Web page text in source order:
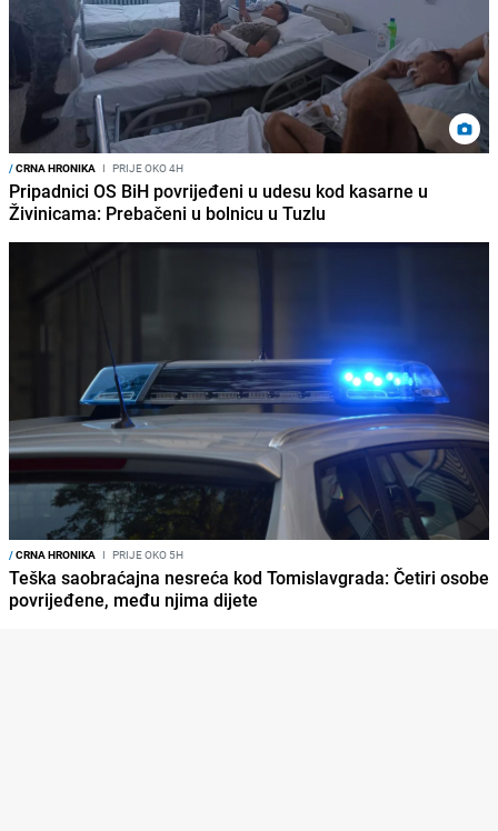
/CRNA HRONIKA I PRIJE OKO 4H
Pripadnici OS BiH povrijeđeni u udesu kod kasarne u
Živinicama: Prebačeni u bolnicu u Tuzlu
/CRNA HRONIKA I PRIJE OKO 5H
Teška saobraćajna nesreća kod Tomislavgrada: Četiri osobe
povrijeđene, među njima dijete